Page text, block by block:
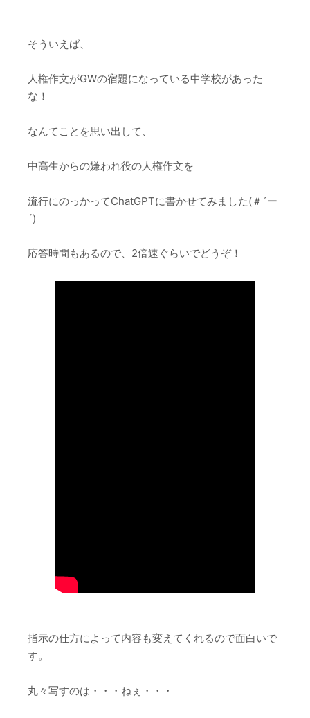
そういえば、
人権作文がGWの宿題になっている中学校があった
な！
なんてことを思い出して、
中高生からの嫌われ役の人権作文を
流行にのっかってChatGPTに書かせてみました(＃´ー
´)
応答時間もあるので、2倍速ぐらいでどうぞ！
指示の仕方によって内容も変えてくれるので面白いで
す。
丸々写すのは・・・ねぇ・・・